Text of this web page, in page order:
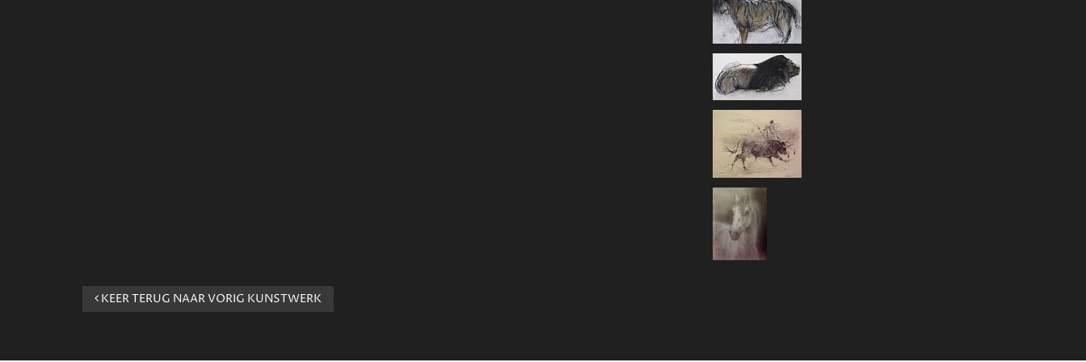
KEER TERUG NAAR VORIG KUNSTWERK